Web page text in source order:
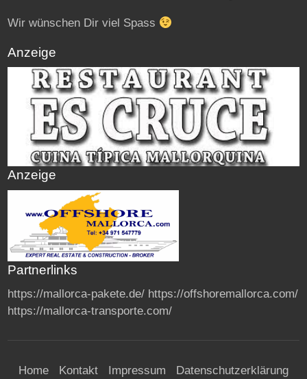
Wir wünschen Dir viel Spass
Anzeige
Anzeige
Partnerlinks
https://mallorca-pakete.de/ https://offshoremallorca.com/
https://mallorca-transporte.com/
Home Kontakt Impressum Datenschutzerklärung